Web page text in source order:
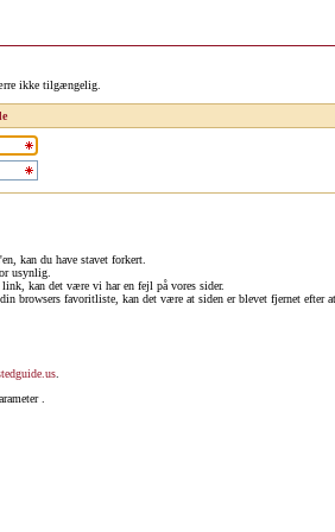
ikke tilgængelig.
kan du have stavet forkert.
usynlig.
kan det være vi har en fejl på vores sider.
browsers favoritliste, kan det være at siden er blevet fjernet efter
.